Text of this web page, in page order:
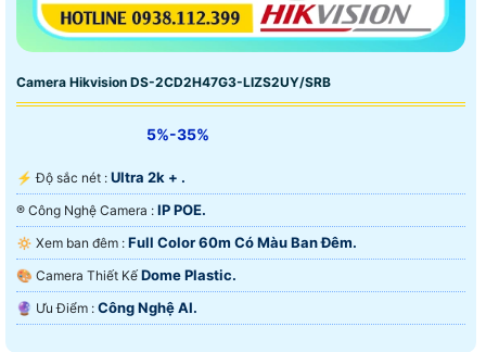
Camera Hikvision DS-2CD2H47G3-LIZS2UY/SRB
5%-35%
️⚡ Độ sắc nét : Ultra 2k + .
®️ Công Nghệ Camera : IP POE.
🔅 Xem ban đêm : Full Color 60m Có Màu Ban Ðêm.
🎨 Camera Thiết Kế Dome Plastic.
️🔮 Ưu Điểm : Công Nghệ AI.